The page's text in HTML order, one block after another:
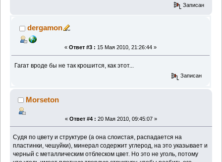
Записан
dergamon
« Ответ #3 : 15 Мая 2010, 21:26:44 »
Гагат вроде бы не так крошится, как этот...
Записан
Morseton
« Ответ #4 : 20 Мая 2010, 09:45:07 »
Судя по цвету и структуре (а она слоистая, распадается на
пластинки, чешуйки), минерал содержит углерод, на это указывает и
черный с металлическим отблеском цвет. Но это не уголь, потому